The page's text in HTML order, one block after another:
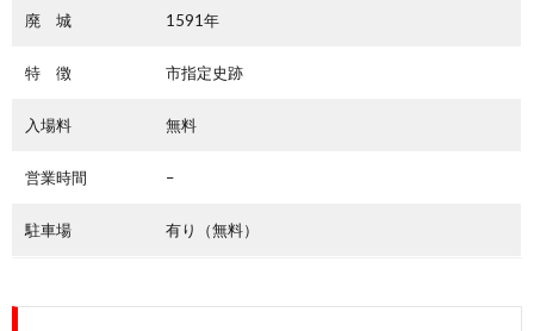
廃 城 1591年
特 徴 市指定史跡
入場料 無料
営業時間 –
駐車場 有り（無料）